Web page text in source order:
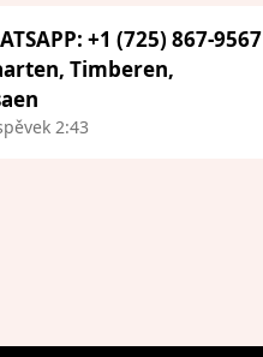
+1 (725) 867-9567
Timberen,
2:43